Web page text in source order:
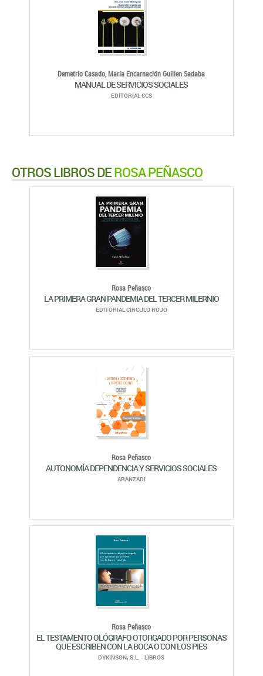
Demetrio Casado,María Encarnación Guillen Sadaba
MANUAL DE SERVICIOS SOCIALES
EDITORIAL CCS
Rosa Peñasco
LA PRIMERA GRAN PANDEMIA DEL TERCER MILERNIO
EDITORIAL CIRCULO ROJO
Rosa Peñasco
AUTONOMÍA DEPENDENCIA Y SERVICIOS SOCIALES
ARANZADI
Rosa Peñasco
EL TESTAMENTO OLÓGRAFO OTORGADO POR PERSONAS
QUE ESCRIBEN CON LA BOCA O CON LOS PIES